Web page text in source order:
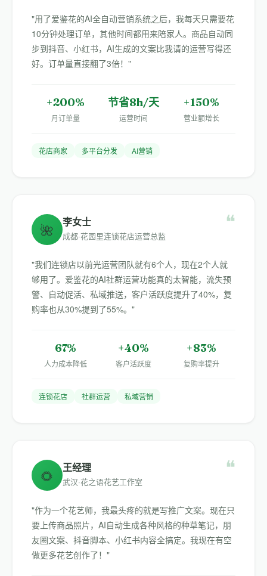
"用了爱鉴花的AI全自动营销系统之后，我每天只需要花
10分钟处理订单，其他时间都用来陪家人。商品自动同
步到抖音、小红书，AI生成的文案比我请的运营写得还
好。订单量直接翻了3倍！"
+200%
月订单量
节省8h/天
运营时间
+150%
营业额增长
花店商家 多平台分发 AI营销
🌺 李女士
成都·花园里连锁花店运营总监
❝
"我们连锁店以前光运营团队就有6个人，现在2个人就
够用了。爱鉴花的AI社群运营功能真的太智能，流失预
警、自动促活、私域推送，客户活跃度提升了40%，复
购率也从30%提到了55%。"
67%
人力成本降低
+40%
客户活跃度
+83%
复购率提升
连锁花店 社群运营 私域营销
🌻 王经理
武汉·花之语花艺工作室
❝
"作为一个花艺师，我最头疼的就是写推广文案。现在只
要上传商品照片，AI自动生成各种风格的种草笔记，朋
友圈文案、抖音脚本、小红书内容全搞定。我现在有空
做更多花艺创作了！"